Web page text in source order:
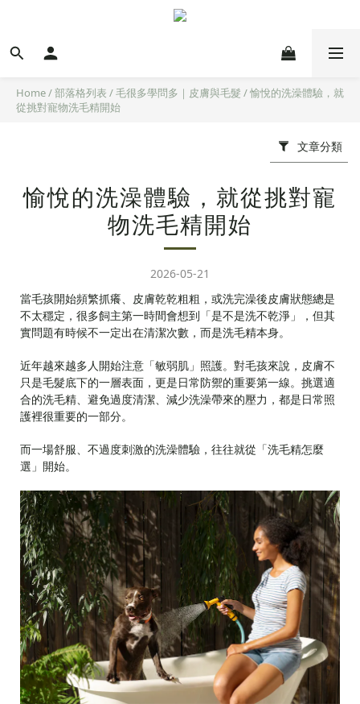
Home/部落格列表 /毛很多學問多｜皮膚與毛髮 /愉悅的洗澡體驗，就
從挑對寵物洗毛精開始
文章分類
愉悅的洗澡體驗，就從挑對寵
物洗毛精開始
2026-05-21
當毛孩開始頻繁抓癢、皮膚乾乾粗粗，或洗完澡後皮膚狀態總是
不太穩定，很多飼主第一時間會想到「是不是洗不乾淨」，但其
實問題有時候不一定出在清潔次數，而是洗毛精本身。
近年越來越多人開始注意「敏弱肌」照護。對毛孩來說，皮膚不
只是毛髮底下的一層表面，更是日常防禦的重要第一線。挑選適
合的洗毛精、避免過度清潔、減少洗澡帶來的壓力，都是日常照
護裡很重要的一部分。
而一場舒服、不過度刺激的洗澡體驗，往往就從「洗毛精怎麼
選」開始。